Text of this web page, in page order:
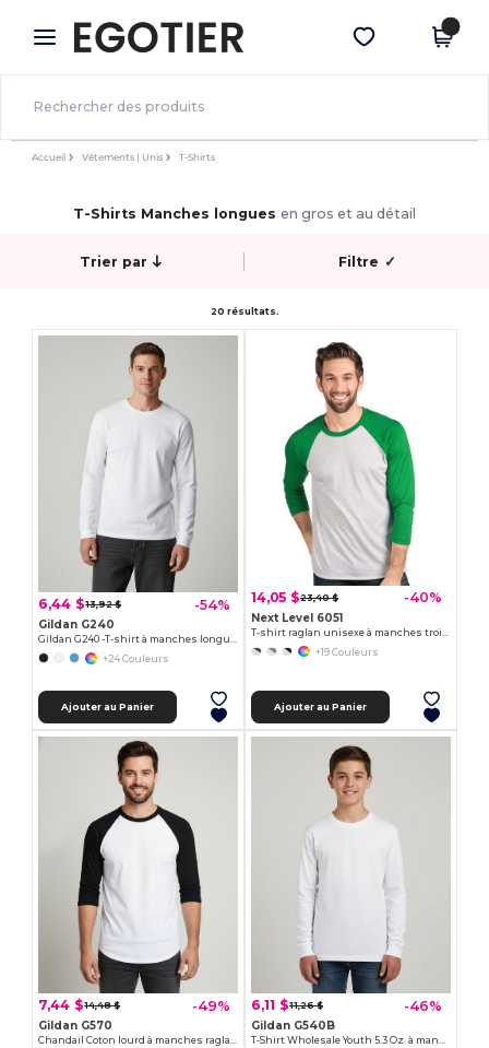
× Appli Egotier
Meilleurs prix sur l’app !
Obtenir l'appli
Accueil Vêtements | Unis T-Shirts
T-Shirts Manches longues en gros et au détail
Trier par Filtre ✓
20 résultats.
6,44 $13,92 $ -54%
Gildan G240
Gildan G240 -T-shirt à manches longues en coton| Wordans
+24 Couleurs
Ajouter au Panier
14,05 $23,40 $ -40%
Next Level 6051
+19 Couleurs
Ajouter au Panier
7,44 $14,48 $ -49%
Gildan G570
Chandail Coton lourd à manches raglan ¾
6,11 $11,26 $ -46%
Gildan G540B
T-Shirt Wholesale Youth 5.3 Oz. à manches longues